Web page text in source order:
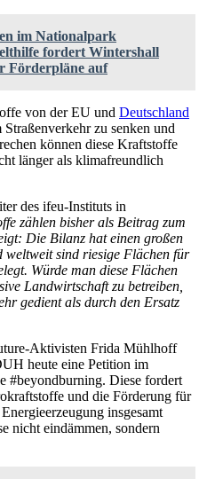
im Nationalpark
fordert Wintershall
Förderpläne auf
von der EU und Deutschland
zu senken und
können diese Kraftstoffe
länger als klimafreundlich
des ifeu-Instituts in
zählen bisher als Beitrag zum
Die Bilanz hat einen großen
sind riesige Flächen für
Würde man diese Flächen
Landwirtschaft zu betreiben,
gedient als durch den Ersatz
Aktivisten Frida Mühlhoff
heute eine Petition im
#beyondburning. Diese fordert
und die Förderung für
insgesamt
nicht eindämmen, sondern